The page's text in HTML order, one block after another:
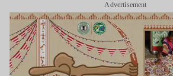
Advertisement